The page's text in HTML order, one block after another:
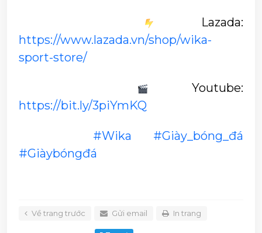
Lazada:
https://www.lazada.vn/shop/wika-
sport-store/
Youtube:
https://bit.ly/3piYmKQ
#Wika
#Giày_bóng_đá
#Giàybóngđá
Về trang trước Gửi email In trang